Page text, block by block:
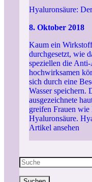
Hyaluronsäure:
8. Oktober 2018
Kaum ein
durchgesetzt, wie
speziellen die
hochwirksamen
sich durch eine
Wasser speichern.
ausgezeichnete
greifen Frauen
Hyaluronsäure.
Artikel ansehen